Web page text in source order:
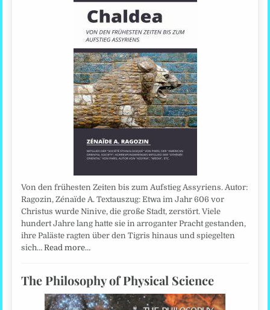
Von den frühesten Zeiten bis zum Aufstieg Assyriens. Autor:
Ragozin, Zénaïde A. Textauszug: Etwa im Jahr 606 vor
Christus wurde Ninive, die große Stadt, zerstört. Viele
hundert Jahre lang hatte sie in arroganter Pracht gestanden,
ihre Paläste ragten über den Tigris hinaus und spiegelten
sich…Read more…
The Philosophy of Physical Science